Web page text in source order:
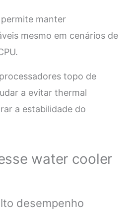
manter
mesmo em cenários de
topo de
a evitar thermal
a estabilidade do
water cooler
desempenho